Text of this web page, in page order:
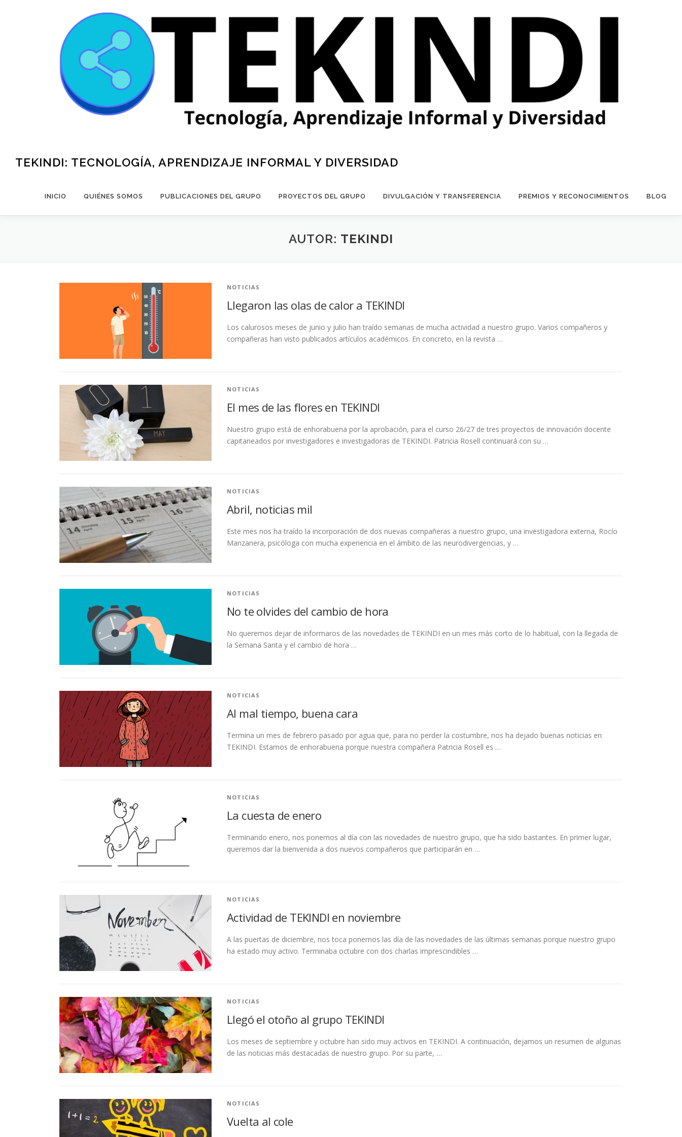
TEKINDI: TECNOLOGÍA, APRENDIZAJE INFORMAL Y DIVERSIDAD
INICIO QUIÉNES SOMOS PUBLICACIONES DEL GRUPO PROYECTOS DEL GRUPO DIVULGACIÓN Y TRANSFERENCIA PREMIOS Y RECONOCIMIENTOS BLOG
AUTOR: TEKINDI
NOTICIAS
Llegaron las olas de calor a TEKINDI
Los calurosos meses de junio y julio han traído semanas de mucha actividad a nuestro grupo. Varios compañeros y
compañeras han visto publicados artículos académicos. En concreto, en la revista …
NOTICIAS
El mes de las flores en TEKINDI
Nuestro grupo está de enhorabuena por la aprobación, para el curso 26/27 de tres proyectos de innovación docente
capitaneados por investigadores e investigadoras de TEKINDI. Patricia Rosell continuará con su …
NOTICIAS
Abril, noticias mil
Este mes nos ha traído la incorporación de dos nuevas compañeras a nuestro grupo, una investigadora externa, Rocío
Manzanera, psicóloga con mucha experiencia en el ámbito de las neurodivergencias, y …
NOTICIAS
No te olvides del cambio de hora
No queremos dejar de informaros de las novedades de TEKINDI en un mes más corto de lo habitual, con la llegada de
la Semana Santa y el cambio de hora …
NOTICIAS
Al mal tiempo, buena cara
Termina un mes de febrero pasado por agua que, para no perder la costumbre, nos ha dejado buenas noticias en
TEKINDI. Estamos de enhorabuena porque nuestra compañera Patricia Rosell es …
NOTICIAS
La cuesta de enero
Terminando enero, nos ponemos al día con las novedades de nuestro grupo, que ha sido bastantes. En primer lugar,
queremos dar la bienvenida a dos nuevos compañeros que participarán en …
NOTICIAS
Actividad de TEKINDI en noviembre
A las puertas de diciembre, nos toca ponernos las día de las novedades de las últimas semanas porque nuestro grupo
ha estado muy activo. Terminaba octubre con dos charlas imprescindibles …
NOTICIAS
Llegó el otoño al grupo TEKINDI
Los meses de septiembre y octubre han sido muy activos en TEKINDI. A continuación, dejamos un resumen de algunas
de las noticias más destacadas de nuestro grupo. Por su parte, …
NOTICIAS
Vuelta al cole